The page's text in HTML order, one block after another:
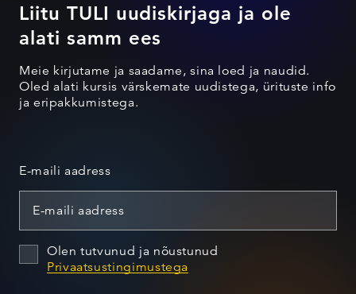
Liitu TULI uudiskirjaga ja ole
alati samm ees
Meie kirjutame ja saadame, sina loed ja naudid.
Oled alati kursis värskemate uudistega, ürituste info
ja eripakkumistega.
E-maili aadress
Olen tutvunud ja nõustunud
Privaatsustingimustega